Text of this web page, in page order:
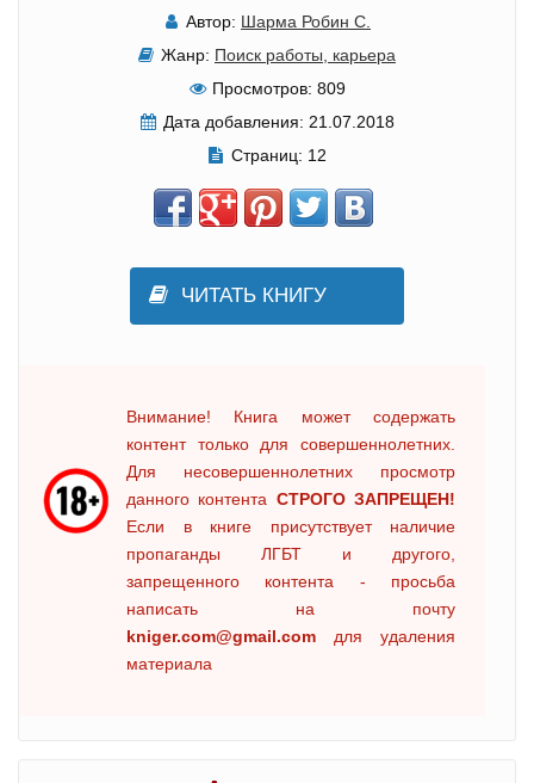
Автор: Шарма Робин С.
Жанр: Поиск работы, карьера
Просмотров: 809
Дата добавления: 21.07.2018
Страниц: 12
ЧИТАТЬ КНИГУ
Внимание! Книга может содержать
контент только для совершеннолетних.
Для несовершеннолетних просмотр
данного контента СТРОГО ЗАПРЕЩЕН!
Если в книге присутствует наличие
пропаганды ЛГБТ и другого,
запрещенного контента - просьба
написать на почту
kniger.com@gmail.com для удаления
материала